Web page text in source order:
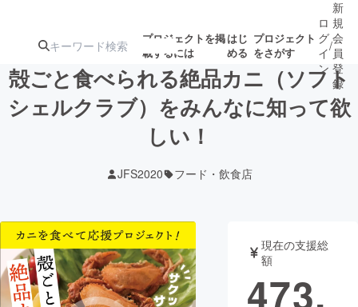
プロジェクトを掲
載するには
はじ
める
プロジェクト
をさがす
注目の新着プロ 募集終了が近いプ
テクノロジー・ガジェット
映像・映画 書籍・雑誌
ロ
グ
イ
ン
/
新
規
会
員
登
録
殻ごと食べられる絶品カニ（ソフト
シェルクラブ）をみんなに知って欲
しい！
JFS2020 フード・飲食店
現在の支援総
額
473,